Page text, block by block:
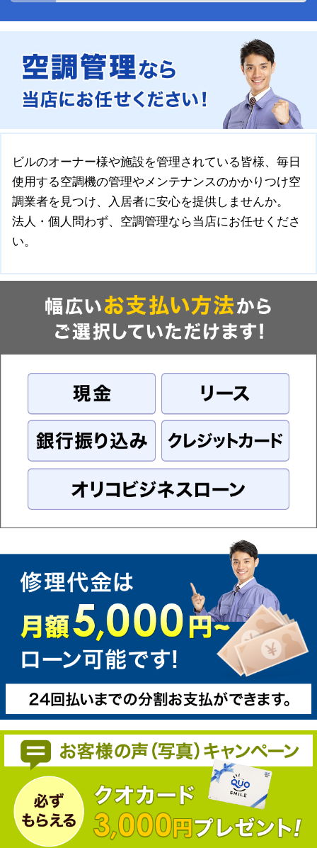
ビルのオーナー様や施設を管理されている皆様、毎日
使用する空調機の管理やメンテナンスのかかりつけ空
調業者を見つけ、入居者に安心を提供しませんか。
法人・個人問わず、空調管理なら当店にお任せくださ
い。